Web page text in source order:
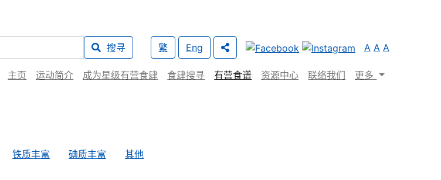
搜寻 繁 Eng A A A
主页 运动简介 成为星级有营食肆 食肆搜寻 有营食谱 资源中心 联络我们 更多
铁质丰富 碘质丰富 其他